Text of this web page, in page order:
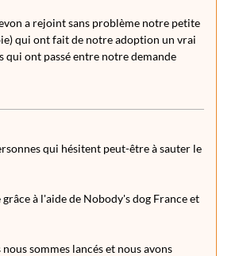
a rejoint sans problème notre petite
qui ont fait de notre adoption un vrai
qui ont passé entre notre demande
qui hésitent peut-être à sauter le
à l'aide de Nobody's dog France et
sommes lancés et nous avons